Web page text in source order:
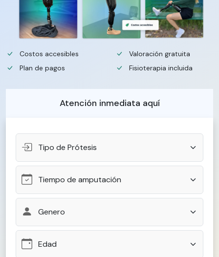
Costos accesibles
Plan de pagos
Valoración gratuita
Fisioterapia incluida
Atención inmediata aquí